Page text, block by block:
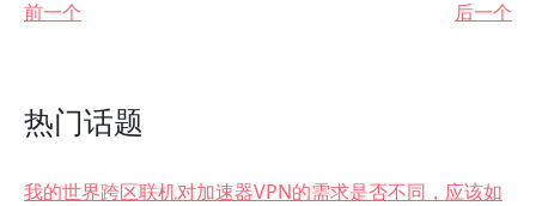
前一个 后一个
热门话题
我的世界跨区联机对加速器VPN的需求是否不同，应该如